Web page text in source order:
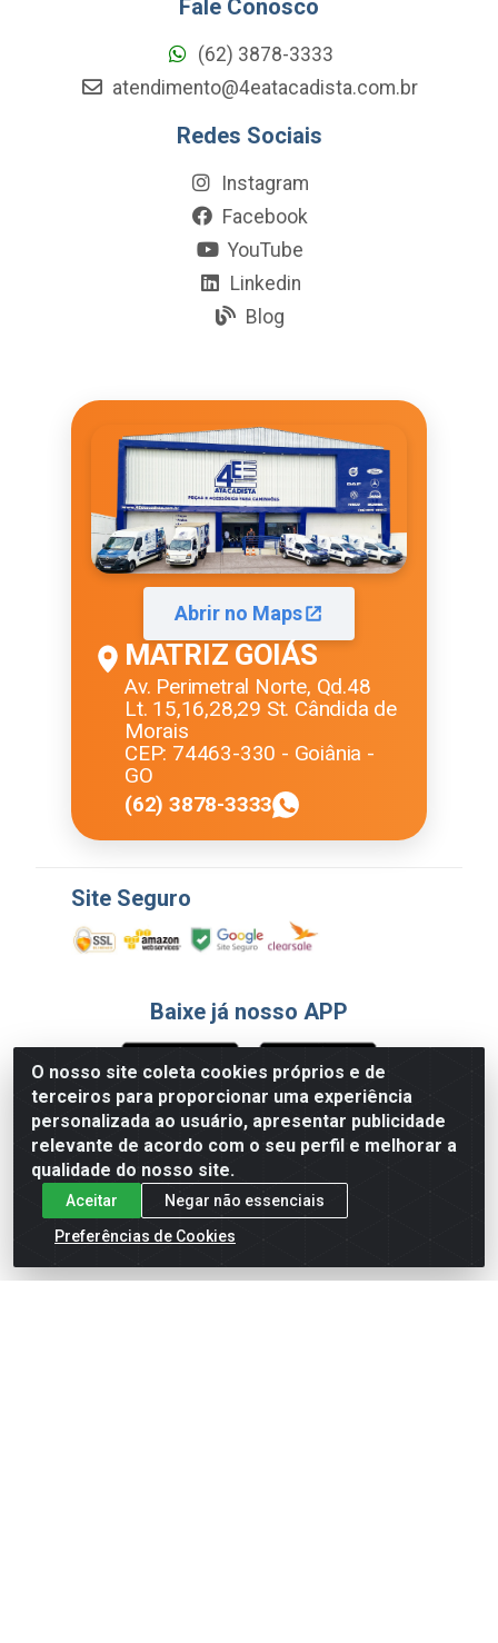
O nosso site coleta cookies próprios e de
terceiros para proporcionar uma experiência
personalizada ao usuário, apresentar publicidade
relevante de acordo com o seu perfil e melhorar a
qualidade do nosso site.
Aceitar
Negar não essenciais
Preferências de Cookies
Fale Conosco
(62) 3878-3333
atendimento@4eatacadista.com.br
Redes Sociais
Instagram
Facebook
YouTube
Linkedin
Blog
Abrir no Maps
MATRIZ GOIÁS
Av. Perimetral Norte, Qd.48
Lt. 15,16,28,29 St. Cândida de
Morais
CEP: 74463-330 - Goiânia -
GO
(62) 3878-3333
Site Seguro
Baixe já nosso APP
Formas de Pagamento